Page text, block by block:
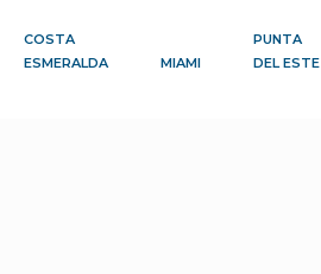
COSTA
ESMERALDA
MIAMI
PUNTA
DEL ESTE